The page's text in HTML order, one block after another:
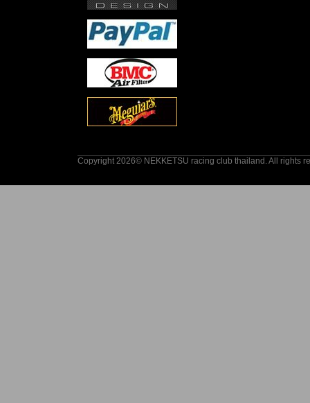
Copyright 2026© NEKKETSU racing club thailand. All rights